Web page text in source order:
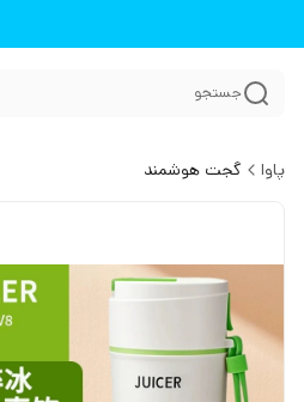
جستجو
پاوا گجت هوشمند